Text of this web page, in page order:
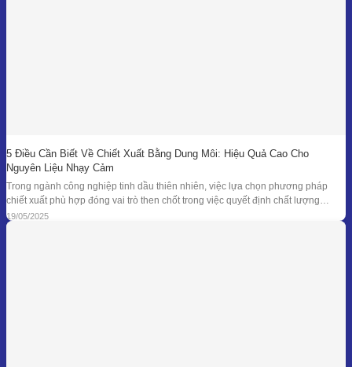
5 Điều Cần Biết Về Chiết Xuất Bằng Dung Môi: Hiệu Quả Cao Cho
Nguyên Liệu Nhạy Cảm
Trong ngành công nghiệp tinh dầu thiên nhiên, việc lựa chọn phương pháp
chiết xuất phù hợp đóng vai trò then chốt trong việc quyết định chất lượng
thành phẩm – đặc biệt là đối với những loại nguyên liệu cao cấp và nhạy cảm.
Khi các phương pháp truyền thống như chưng cất lôi
19/05/2025